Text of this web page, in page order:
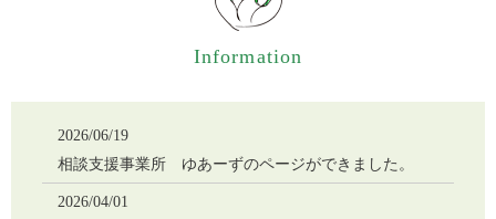
Information
2026/06/19
相談支援事業所 ゆあーずのページができました。
2026/04/01